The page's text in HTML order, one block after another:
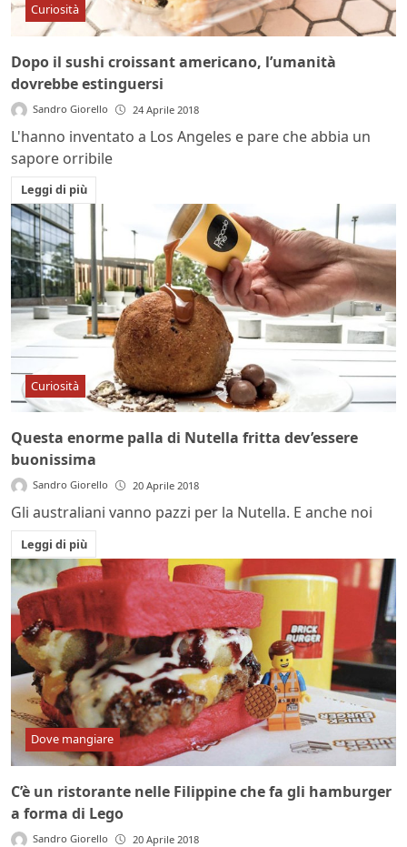
Curiosità
Dopo il sushi croissant americano, l’umanità
dovrebbe estinguersi
Sandro Giorello 24 Aprile 2018
L'hanno inventato a Los Angeles e pare che abbia un
sapore orribile
Leggi di più
Curiosità
Questa enorme palla di Nutella fritta dev’essere
buonissima
Sandro Giorello 20 Aprile 2018
Gli australiani vanno pazzi per la Nutella. E anche noi
Leggi di più
Dove mangiare
C’è un ristorante nelle Filippine che fa gli hamburger
a forma di Lego
Sandro Giorello 20 Aprile 2018